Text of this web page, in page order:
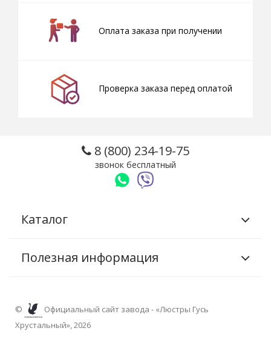
Оплата заказа при получении
Проверка заказа перед оплатой
8 (800) 234-19-75
звонок бесплатный
Каталог
Полезная информация
©
Официальный сайт завода - «Люстры Гусь
Хрустальный», 2026